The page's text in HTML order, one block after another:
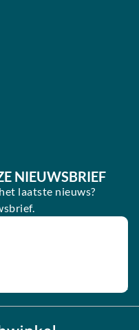
NIEUWSBRIEF
laatste nieuws?